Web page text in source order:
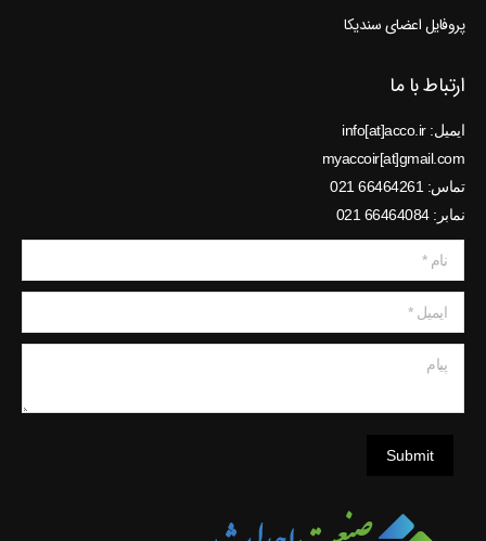
پروفایل اعضای سندیکا
ارتباط با ما
ایمیل: info[at]acco.ir
myaccoir[at]gmail.com
تماس: 66464261 021
نمابر: 66464084 021
نام *
ایمیل *
Submit